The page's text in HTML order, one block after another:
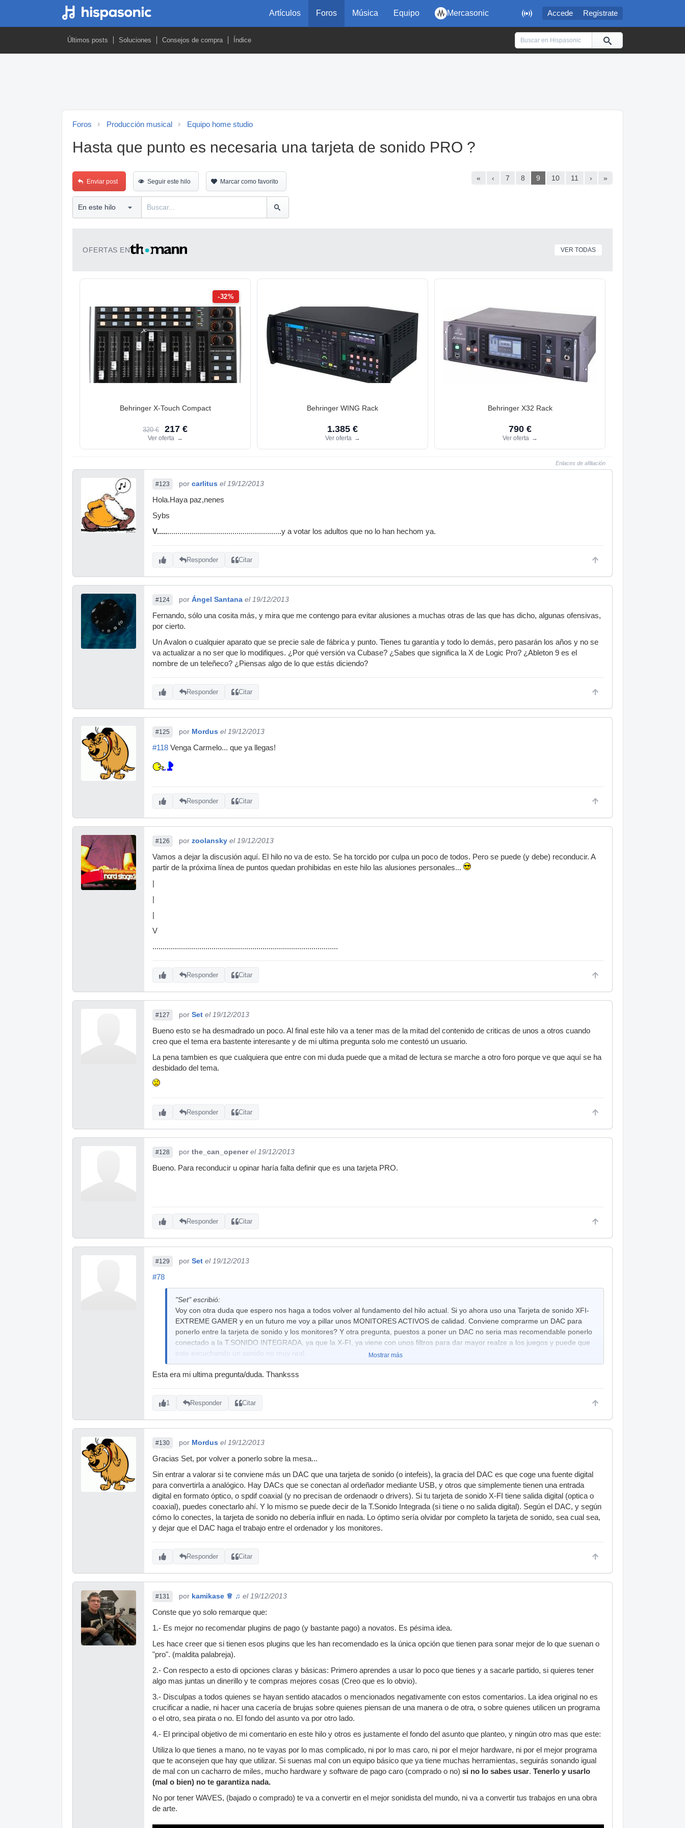
 Accede Regístrate
Artículos Foros Música Equipo Mercasonic
Últimos posts Soluciones Consejos de compra Índice
Foros Producción musical Equipo home studio
Hasta que punto es necesaria una tarjeta de sonido PRO ?
« ‹ 7 8 9 10 11 › »
Enviar post Seguir este hilo Marcar como favorito
OFERTAS EN VER TODAS
-32%
Behringer X-Touch Compact
320 € 217 €
Ver oferta →
Behringer WING Rack
1.385 €
Ver oferta →
Behringer X32 Rack
790 €
Ver oferta →
Enlaces de afiliación
#123 por carlitus el 19/12/2013
Hola.Haya paz,nenes
Sybs
V.............................................................y a votar los adultos que no lo han hechom ya.
Responder Citar
#124 por Ángel Santana el 19/12/2013
Fernando, sólo una cosita más, y mira que me contengo para evitar alusiones a muchas otras de las que has dicho, algunas ofensivas,
por cierto.
Un Avalon o cualquier aparato que se precie sale de fábrica y punto. Tienes tu garantía y todo lo demás, pero pasarán los años y no se
va actualizar a no ser que lo modifiques. ¿Por qué versión va Cubase? ¿Sabes que significa la X de Logic Pro? ¿Ableton 9 es el
nombre de un teleñeco? ¿Piensas algo de lo que estás diciendo?
Responder Citar
#125 por Mordus el 19/12/2013
#118 Venga Carmelo... que ya llegas!
Responder Citar
#126 por zoolansky el 19/12/2013
Vamos a dejar la discusión aquí. El hilo no va de esto. Se ha torcido por culpa un poco de todos. Pero se puede (y debe) reconducir. A
partir de la próxima línea de puntos quedan prohibidas en este hilo las alusiones personales...
V
...........................................................................................
Responder Citar
#127 por Set el 19/12/2013
Bueno esto se ha desmadrado un poco. Al final este hilo va a tener mas de la mitad del contenido de criticas de unos a otros cuando
creo que el tema era bastente interesante y de mi ultima pregunta solo me contestó un usuario.
La pena tambien es que cualquiera que entre con mi duda puede que a mitad de lectura se marche a otro foro porque ve que aquí se ha
desbidado del tema.
Responder Citar
#128 por the_can_opener el 19/12/2013
Bueno. Para reconducir u opinar haría falta definir que es una tarjeta PRO.
Responder Citar
#129 por Set el 19/12/2013
#78
"Set" escribió:
Voy con otra duda que espero nos haga a todos volver al fundamento del hilo actual. Si yo ahora uso una Tarjeta de sonido XFI-
EXTREME GAMER y en un futuro me voy a pillar unos MONITORES ACTIVOS de calidad. Conviene comprarme un DAC para
ponerlo entre la tarjeta de sonido y los monitores? Y otra pregunta, puestos a poner un DAC no seria mas recomendable ponerlo
conectado a la T.SONIDO INTEGRADA, ya que la X-FI, ya viene con unos filtros para dar mayor realze a los juegos y puede que
este escuchando un sonido no muy real.
Mostrar más
Esta era mi ultima pregunta/duda. Thanksss
1 Responder Citar
#130 por Mordus el 19/12/2013
Gracias Set, por volver a ponerlo sobre la mesa...
Sin entrar a valorar si te conviene más un DAC que una tarjeta de sonido (o intefeis), la gracia del DAC es que coge una fuente digital
para convertirla a analógico. Hay DACs que se conectan al ordeñador mediante USB, y otros que simplemente tienen una entrada
digital en formato óptico, o spdif coaxial (y no precisan de ordenaodr o drivers). Si tu tarjeta de sonido X-FI tiene salida digital (optica o
coaxial), puedes conectarlo ahí. Y lo mismo se puede decir de la T.Sonido Integrada (si tiene o no salida digital). Según el DAC, y según
cómo lo conectes, la tarjeta de sonido no debería influir en nada. Lo óptimo sería olvidar por completo la tarjeta de sonido, sea cual sea,
y dejar que el DAC haga el trabajo entre el ordenador y los monitores.
Responder Citar
#131 por kamikase ♕ ♫ el 19/12/2013
Conste que yo solo remarque que:
1.- Es mejor no recomendar plugins de pago (y bastante pago) a novatos. Es pésima idea.
Les hace creer que si tienen esos plugins que les han recomendado es la única opción que tienen para sonar mejor de lo que suenan o
"pro". (maldita palabreja).
2.- Con respecto a esto di opciones claras y básicas: Primero aprendes a usar lo poco que tienes y a sacarle partido, si quieres tener
algo mas juntas un dinerillo y te compras mejores cosas (Creo que es lo obvio).
3.- Disculpas a todos quienes se hayan sentido atacados o mencionados negativamente con estos comentarios. La idea original no es
crucificar a nadie, ni hacer una cacería de brujas sobre quienes piensan de una manera o de otra, o sobre quienes utilicen un programa
o el otro, sea pirata o no. El fondo del asunto va por otro lado.
4.- El principal objetivo de mi comentario en este hilo y otros es justamente el fondo del asunto que planteo, y ningún otro mas que este:
Utiliza lo que tienes a mano, no te vayas por lo mas complicado, ni por lo mas caro, ni por el mejor hardware, ni por el mejor programa
que te aconsejen que hay que utilizar. Si suenas mal con un equipo básico que ya tiene muchas herramientas, seguirás sonando igual
de mal con un cacharro de miles, mucho hardware y software de pago caro (comprado o no) si no lo sabes usar. Tenerlo y usarlo
(mal o bien) no te garantiza nada.
No por tener WAVES, (bajado o comprado) te va a convertir en el mejor sonidista del mundo, ni va a convertir tus trabajos en una obra
de arte.